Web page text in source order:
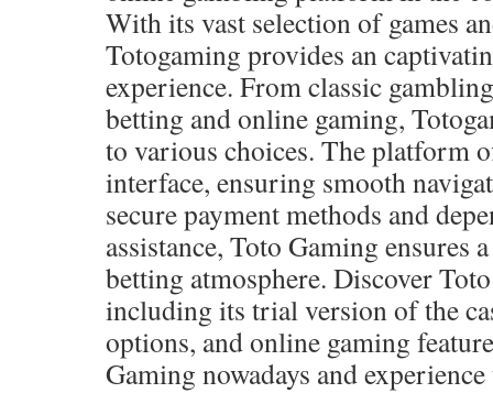
With its vast selection of games
Totogaming provides an
experience. From classic
betting and online gaming,
to various choices. The platform
interface, ensuring smooth
secure payment methods and
assistance, Toto Gaming ensures
betting atmosphere. Discover
including its trial version of the
options, and online gaming
Gaming nowadays and